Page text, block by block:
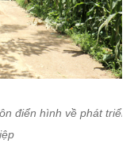
điển hình về phát triển